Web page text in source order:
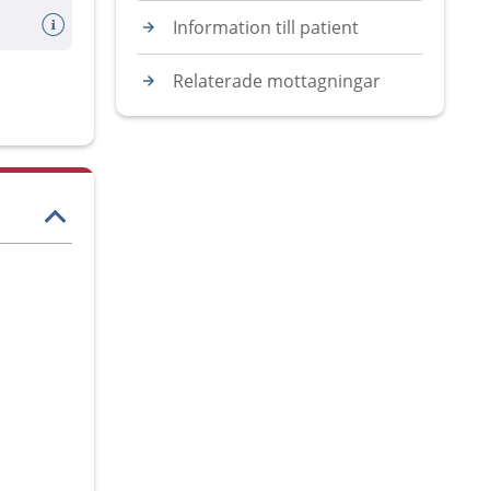
Information till patient
Relaterade mottagningar